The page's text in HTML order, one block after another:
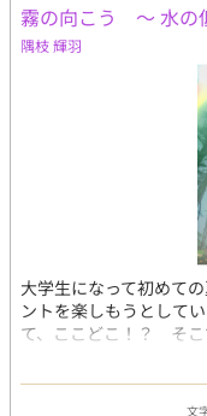
霧の向こう ～ 水の
隅枝 輝羽
大学生になって初めて
ントを楽しもうとして
て、ここどこ！？ そこ
った人と行動を共にす
凡な主人公が本人なり
ンだけど、もだもだな
文